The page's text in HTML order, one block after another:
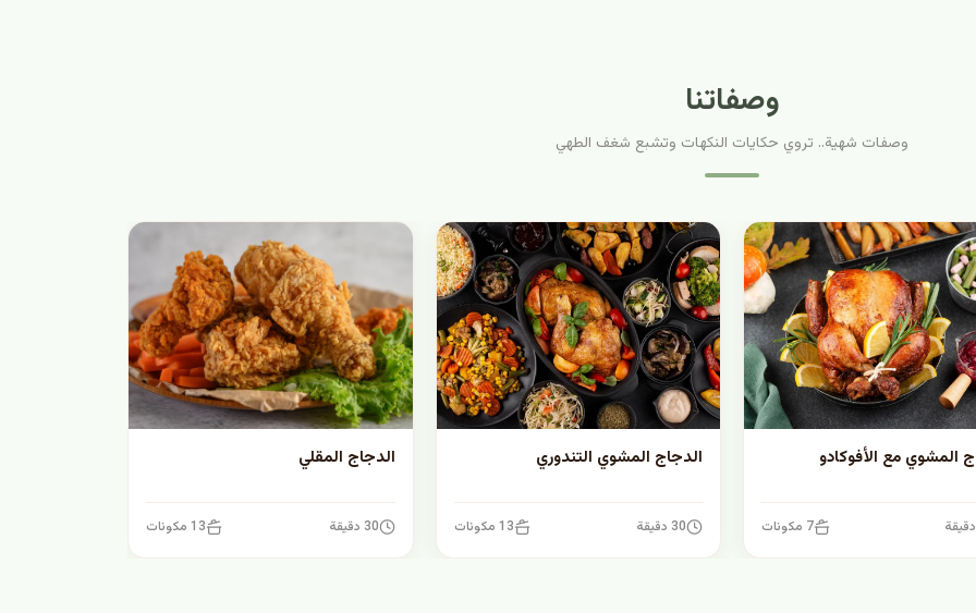
وصفاتنا
وصفات شهية.. تروي حكايات النكهات وتشبع شغف الطهي
المشوي مع الأفوكادو
7 مكونات
الدجاج المشوي التندوري
30 دقيقة 13 مكونات
الدجاج المقلي
30 دقيقة 13 مكونات